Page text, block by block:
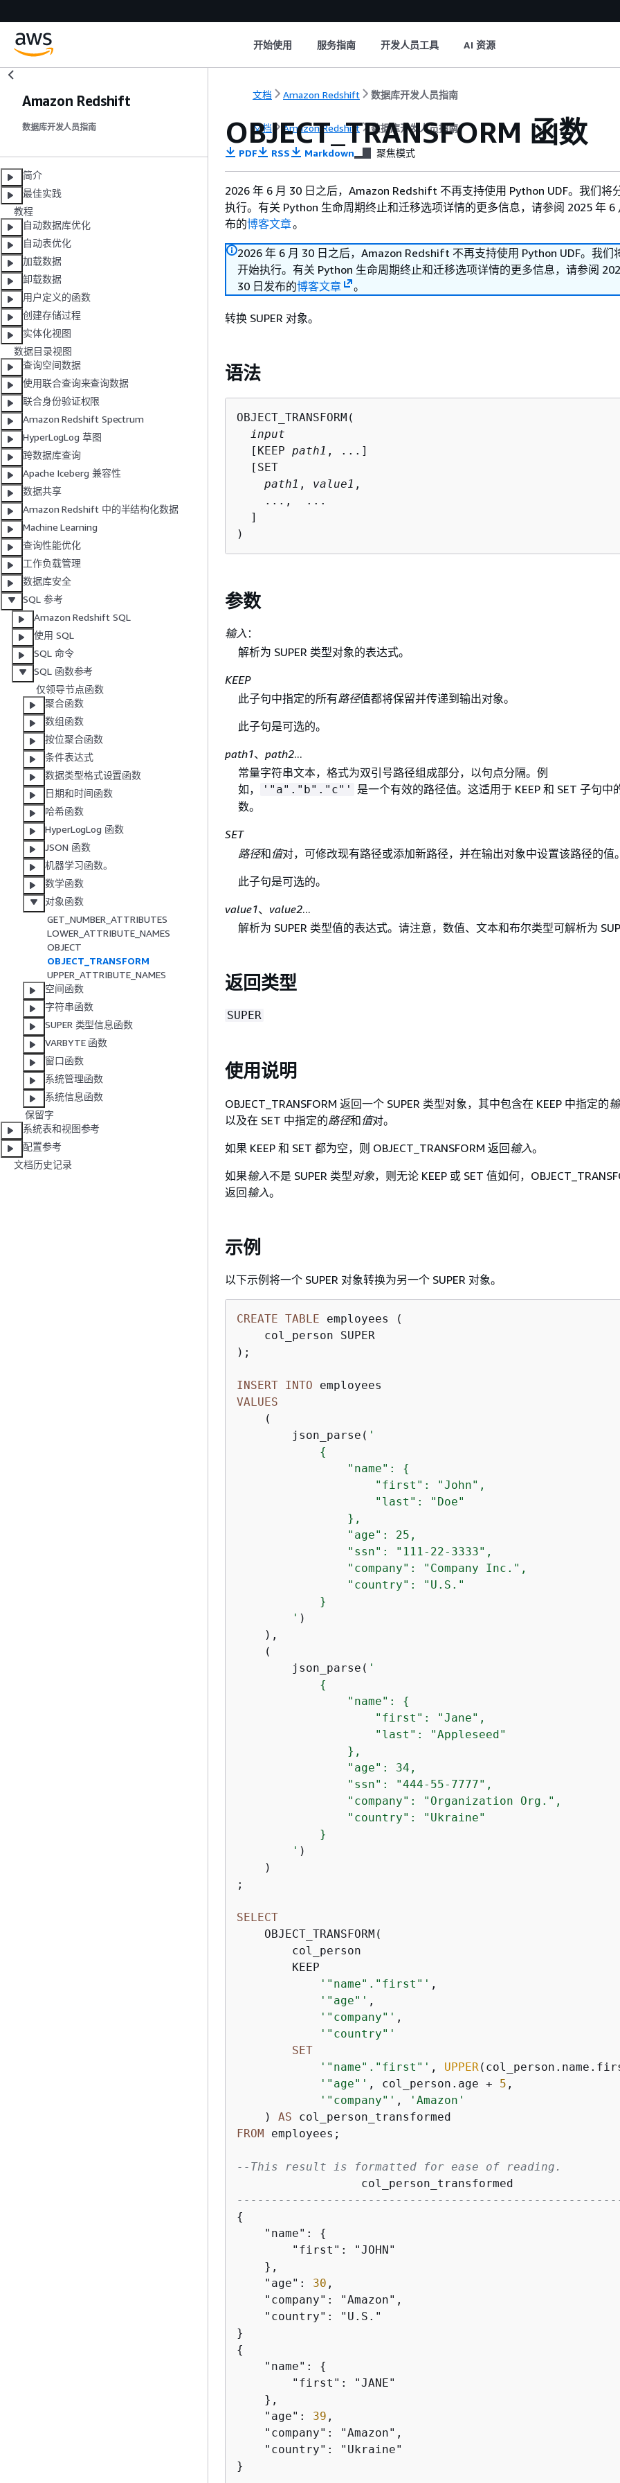
开始使用 服务指南 开发人员工具 AI 资源
Amazon Redshift
数据库开发人员指南
简介
最佳实践
教程
自动数据库优化
自动表优化
加载数据
卸载数据
用户定义的函数
创建存储过程
实体化视图
数据目录视图
查询空间数据
使用联合查询来查询数据
联合身份验证权限
Amazon Redshift Spectrum
HyperLogLog 草图
跨数据库查询
Apache Iceberg 兼容性
数据共享
Amazon Redshift 中的半结构化数据
Machine Learning
查询性能优化
工作负载管理
数据库安全
SQL 参考
Amazon Redshift SQL
使用 SQL
SQL 命令
SQL 函数参考
仅领导节点函数
聚合函数
数组函数
按位聚合函数
条件表达式
数据类型格式设置函数
日期和时间函数
哈希函数
HyperLogLog 函数
JSON 函数
机器学习函数。
数学函数
对象函数
GET_NUMBER_ATTRIBUTES
LOWER_ATTRIBUTE_NAMES
OBJECT
OBJECT_TRANSFORM
UPPER_ATTRIBUTE_NAMES
空间函数
字符串函数
SUPER 类型信息函数
VARBYTE 函数
窗口函数
系统管理函数
系统信息函数
保留字
系统表和视图参考
配置参考
文档历史记录
文档 Amazon Redshift 数据库开发人员指南
文档 Amazon Redshift 数据库开发人员指南
OBJECT_TRANSFORM 函数
PDF RSS Markdown 聚焦模式
2026 年 6 月 30 日之后，Amazon Redshift 不再支持使用 Python UDF。我们将
执行。有关 Python 生命周期终止和迁移选项详情的更多信息，请参阅 2025 年 6
布的博客文章。
2026 年 6 月 30 日之后，Amazon Redshift 不再支持使用 Python UDF。我们
开始执行。有关 Python 生命周期终止和迁移选项详情的更多信息，请参阅
30 日发布的博客文章 。
转换 SUPER 对象。
语法
OBJECT_TRANSFORM(
input
  [KEEP
path1 , ...]
  [SET
path1 , value1 ,
    ...,  ...
  ]
)
参数
输入：
解析为 SUPER 类型对象的表达式。
KEEP
此子句中指定的所有路径值都将保留并传递到输出对象。
此子句是可选的。
path1、 path2...
常量字符串文本，格式为双引号路径组成部分，以句点分隔。例
如，
'"a"."b"."c"'
是一个有效的路径值。这适用于 KEEP 和 SET 子句中
数。
SET
路径和值对，可修改现有路径或添加新路径，并在输出对象中设置该路径的值。
此子句是可选的。
value1、 value2...
解析为 SUPER 类型值的表达式。请注意，数值、文本和布尔类型可解析为
返回类型
SUPER
使用说明
OBJECT_TRANSFORM 返回一个 SUPER 类型对象，其中包含在 KEEP 中指定的
以及在 SET 中指定的路径和值对。
如果 KEEP 和 SET 都为空，则 OBJECT_TRANSFORM 返回输入。
如果输入不是 SUPER 类型对象，则无论 KEEP 或 SET 值如何，
返回输入。
示例
以下示例将一个 SUPER 对象转换为另一个 SUPER 对象。
CREATE TABLE employees (
    col_person SUPER
);
INSERT INTO
VALUES
    (
        json_parse(
'
{
                "name":
{
                    "first": "John",
                    "last": "Doe"
                },
                "age": 25,
                "ssn": "111-22-3333",
                "company": "Company Inc.",
                "country": "U.S."
            }
        '
)
    ),
    (
        json_parse(
'
{
                "name":
{
                    "first": "Jane",
                    "last": "Appleseed"
                },
                "age": 34,
                "ssn": "444-55-7777",
                "company": "Organization Org.",
                "country": "Ukraine"
            }
        '
)
    )
;
SELECT
    OBJECT_TRANSFORM(
        col_person
        KEEP
'"name"."first"' ,
'"age"' ,
'"company"' ,
'"country"'
SET
'"name"."first"' , UPPER
'"age"' , col_person.age + 5 ,
'"company"' ,
'Amazon'
    )
AS
FROM employees;
--This result is formatted for ease of reading.
{
    "name":
{
        "first": "JOHN"
    },
    "age":
30 ,
    "company": "Amazon",
    "country": "U.S."
{
    "name":
{
        "first": "JANE"
    },
    "age":
39 ,
    "company": "Amazon",
    "country": "Ukraine"
}